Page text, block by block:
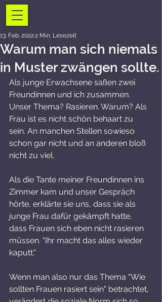
Warum man sich niemals
in Muster zwängen sollte.
13. Feb. 20222 Min. Lesezeit
Als junge Erwachsene saßen zwei
Freundinnen und ich zusammen.
Unser Thema? Rasieren. Warum? Als
Frau ist es nicht schön behaart zu
sein. An manchen Stellen sowieso
schon gar nicht und an anderen bloß
nicht zu viel.
Als die Tante meiner Freundinnen ins
Zimmer kam und unser Gespräch
hörte, erklärte sie uns, dass sie als
junge Frau dafür gekämpft hatte,
dass Frauen sich eben nicht rasieren
müssen. "Ihr macht das alles wieder
kaputt."
Wenn man also nur das Thema "Wie
sollten Frauen rasiert sein" betrachtet,